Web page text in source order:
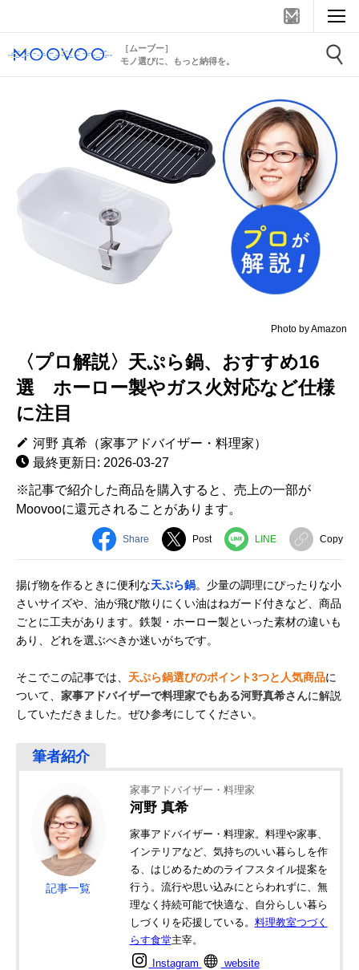
［ムーブー］
モノ選びに、もっと納得を。
Photo by Amazon
〈プロ解説〉天ぷら鍋、おすすめ16
選 ホーロー製やガス火対応など仕様
に注目
河野 真希（家事アドバイザー・料理家）
最終更新日: 2026-03-27
※記事で紹介した商品を購入すると、売上の一部が
Moovooに還元されることがあります。
Share Post LINE Copy
揚げ物を作るときに便利な天ぷら鍋。少量の調理にぴったりな小
さいサイズや、油が飛び散りにくい油はねガード付きなど、商品
ごとに工夫があります。鉄製・ホーロー製といった素材の違いも
あり、どれを選ぶべきか迷いがちです。
そこでこの記事では、 天ぷら鍋選びのポイント3つと人気商品に
ついて、 家事アドバイザーで料理家でもある河野真希さんに解説
していただきました。ぜひ参考にしてください。
記事一覧
家事アドバイザー・料理家
河野 真希
家事アドバイザー・料理家。料理や家事、
インテリアなど、気持ちのいい暮らしを作
る、はじめるためのライフスタイル提案を
行う。流行や思い込みにとらわれずに、無
理なく持続可能で快適な、自分らしい暮ら
しづくりを応援している。 料理教室つづく
らす食堂主宰。
Instagram website